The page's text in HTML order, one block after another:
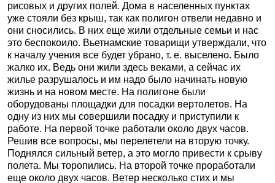
рисовых и других полей. Дома в населенных пунктах
уже стояли без крыш, так как полигон отвели недавно и
они сносились. В них еще жили отдельные семьи и нас
это беспокоило. Вьетнамские товарищи утверждали, что
к началу учения все будет убрано, т. е. выселено. Было
жалко их. Ведь они жили здесь веками, а сейчас их
жилье разрушалось и им надо было начинать новую
жизнь и на новом месте. На полигоне были
оборудованы площадки для посадки вертолетов. На
одну из них мы совершили посадку и приступили к
работе. На первой точке работали около двух часов.
Решив все вопросы, мы перелетели на вторую точку.
Поднялся сильный ветер, а это могло привести к срыву
полета. Мы торопились. На второй точке проработали
еще около двух часов. Ветер несколько стих и мы